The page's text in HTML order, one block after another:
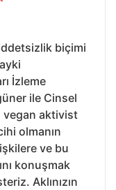
biçimi
İzleme
ile Cinsel
vegan aktivist
olmanın
ve bu
konuşmak
Aklınızın